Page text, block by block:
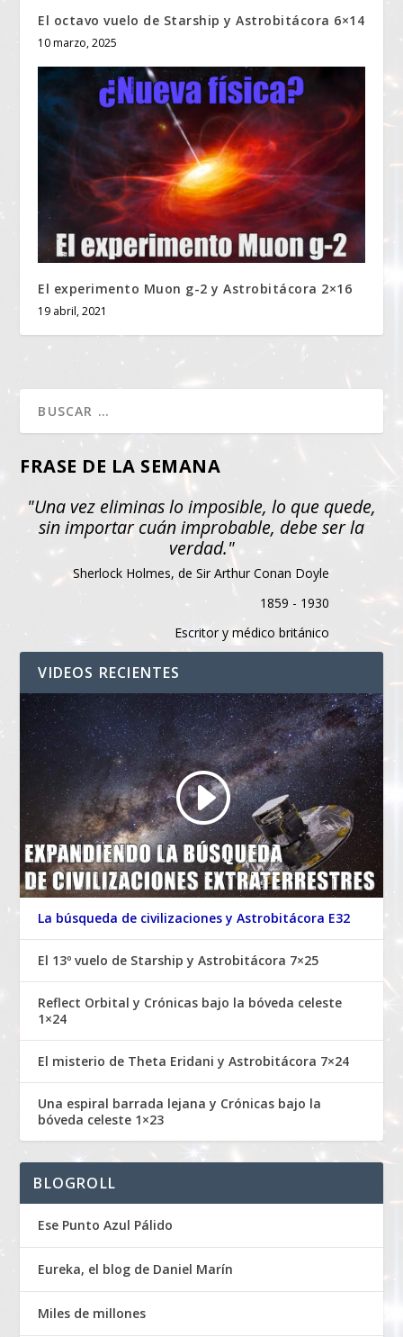
El octavo vuelo de Starship y Astrobitácora 6×14
10 marzo, 2025
El experimento Muon g-2 y Astrobitácora 2×16
19 abril, 2021
FRASE DE LA SEMANA
"Una vez eliminas lo imposible, lo que quede,
sin importar cuán improbable, debe ser la
verdad."
Sherlock Holmes, de Sir Arthur Conan Doyle
1859 - 1930
Escritor y médico británico
VIDEOS RECIENTES
La búsqueda de civilizaciones y Astrobitácora E32
El 13º vuelo de Starship y Astrobitácora 7×25
Reflect Orbital y Crónicas bajo la bóveda celeste
1×24
El misterio de Theta Eridani y Astrobitácora 7×24
Una espiral barrada lejana y Crónicas bajo la
bóveda celeste 1×23
BLOGROLL
Ese Punto Azul Pálido
Eureka, el blog de Daniel Marín
Miles de millones